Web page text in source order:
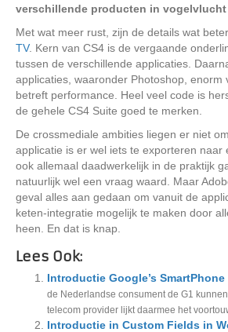
verschillende producten in vogelvlucht
Met wat meer rust, zijn de details wat
TV. Kern van CS4 is de vergaande
tussen de verschillende applicaties.
applicaties, waaronder Photoshop, enorm
betreft performance. Heel veel code is
de gehele CS4 Suite goed te merken.
De crossmediale ambities liegen er niet
applicatie is er wel iets te exporteren naar
ook allemaal daadwerkelijk in de praktijk
natuurlijk wel een vraag waard. Maar
geval alles aan gedaan om vanuit de
keten-integratie mogelijk te maken door
heen. En dat is knap.
Lees Ook:
Introductie Google’s SmartPhone
de Nederlandse consument de G1
telecom provider lijkt daarmee het
Introductie in Custom Fields in